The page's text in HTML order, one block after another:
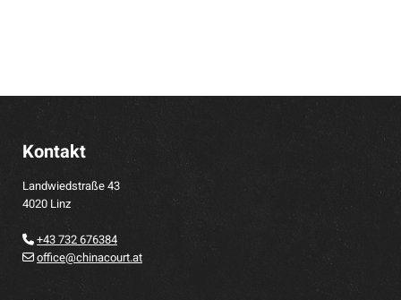
Kontakt
Landwiedstraße 43
4020 Linz
 +43 732 676384
 office@chinacourt.at